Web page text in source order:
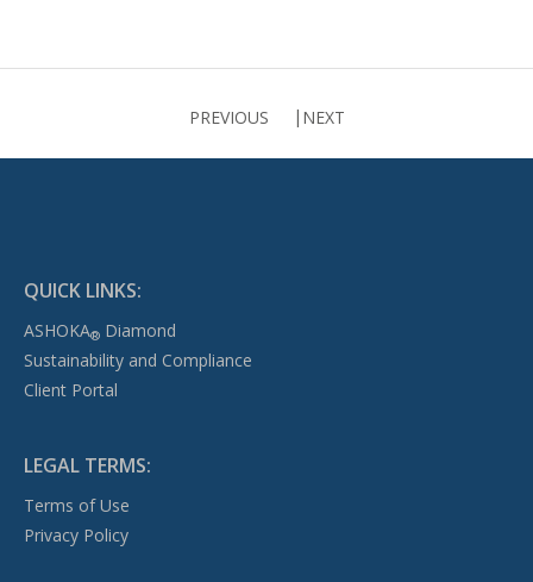
PREVIOUS NEXT
QUICK LINKS:
ASHOKA®Diamond
Sustainability and Compliance
Client Portal
LEGAL TERMS:
Terms of Use
Privacy Policy